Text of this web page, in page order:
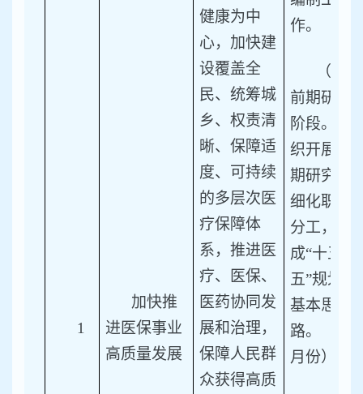
1
加快推
进医保事业
高质量发展
健康为中
心，加快建
设覆盖全
民、统筹城
乡、权责清
晰、保障适
度、可持续
的多层次医
疗保障体
系，推进医
疗、医保、
医药协同发
展和治理，
保障人民群
众获得高质
作。
（1）
前期研究
阶段。组
织开展前
期研究，
细化职责
分工，形
成“十五
五”规划
基本思
路。（5
月份）